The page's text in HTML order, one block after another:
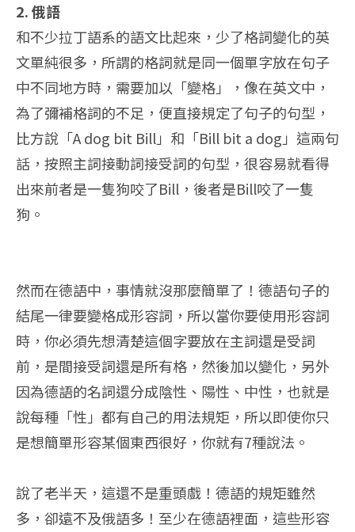
2. 俄語
和不少拉丁語系的語文比起來，少了格詞變化的英
文單純很多，所謂的格詞就是同一個單字放在句子
中不同地方時，需要加以「變格」，像在英文中，
為了彌補格詞的不足，便直接規定了句子的句型，
比方說「A dog bit Bill」和「Bill bit a dog」這兩句
話，按照主詞接動詞接受詞的句型，很容易就看得
出來前者是一隻狗咬了Bill，後者是Bill咬了一隻
狗。
然而在德語中，事情就沒那麼簡單了！德語句子的
結尾一律要變格成形容詞，所以當你要使用形容詞
時，你必須先想清楚這個字要放在主詞還是受詞
前，是間接受詞還是所有格，然後加以變化，另外
因為德語的名詞還分成陰性、陽性、中性，也就是
說每種「性」都有自己的用法規矩，所以即使你只
是想簡單形容某個東西很好，你就有7種說法。
說了老半天，這還不是重頭戲！德語的規矩雖然
多，卻遠不及俄語多！至少在德語裡面，這些形容